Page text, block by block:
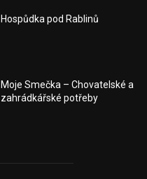
Hospůdka pod Rablinů
Moje Smečka – Chovatelské a
zahrádkářské potřeby